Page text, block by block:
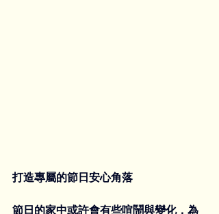
打造專屬的節日安心角落
節日的家中或許會有些喧鬧與變化，為